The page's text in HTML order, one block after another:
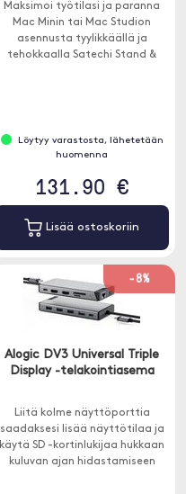
Maksimoi työtilasi ja paranna
Mac Minin tai Mac Studion
asennusta tyylikkäällä ja
tehokkaalla Satechi Stand &
Löytyy varastosta, lähetetään
huomenna
131.90 €
Lisää ostoskoriin
-8%
Alogic DV3 Universal Triple
Display -telakointiasema
Liitä kolme näyttöporttia
saadaksesi lisää näyttötilaa ja
käytä SD -kortinlukijaa hukkaan
kuluvan ajan hidastamiseen